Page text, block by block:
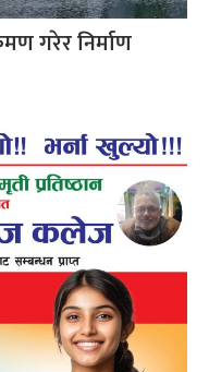
गरेर निर्माण